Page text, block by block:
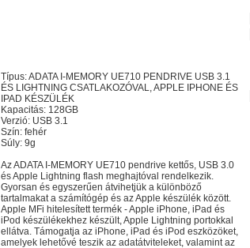
Típus: ADATA I-MEMORY UE710 PENDRIVE USB 3.1
ÉS LIGHTNING CSATLAKOZÓVAL, APPLE IPHONE ÉS
IPAD KÉSZÜLÉK
Kapacitás: 128GB
Verzió: USB 3.1
Szín: fehér
Súly: 9g
Az ADATA I-MEMORY UE710 pendrive kettős, USB 3.0
és Apple Lightning flash meghajtóval rendelkezik.
Gyorsan és egyszerűen átvihetjük a különböző
tartalmakat a számítógép és az Apple készülék között.
Apple MFi hitelesített termék - Apple iPhone, iPad és
iPod készülékekhez készült, Apple Lightning portokkal
ellátva. Támogatja az iPhone, iPad és iPod eszközöket,
amelyek lehetővé teszik az adatátviteleket, valamint az